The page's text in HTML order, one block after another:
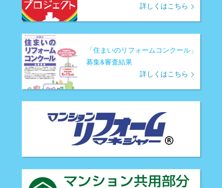
詳しくはこちら
「住まいのリフォームコンクール」
募集&審査結果
詳しくはこちら